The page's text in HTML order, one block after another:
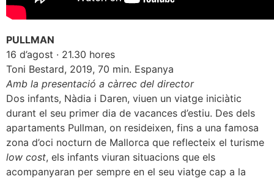
PULLMAN
16 d’agost · 21.30 hores
Toni Bestard, 2019, 70 min. Espanya
Amb la presentació a càrrec del director
Dos infants, Nàdia i Daren, viuen un viatge iniciàtic
durant el seu primer dia de vacances d’estiu. Des dels
apartaments Pullman, on resideixen, fins a una famosa
zona d’oci nocturn de Mallorca que reflecteix el turisme
low cost, els infants viuran situacions que els
acompanyaran per sempre en el seu viatge cap a la